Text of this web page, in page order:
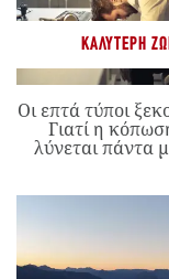
ΚΑΛΎΤΕΡΗ
Οι επτά τύποι
Γιατί η
λύνεται πάντα